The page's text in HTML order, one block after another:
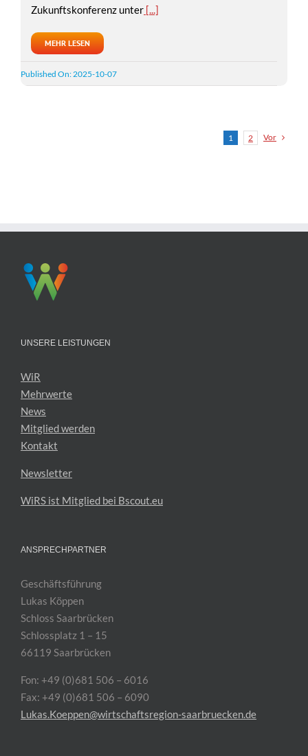
Zukunftskonferenz unter[...]
MEHR LESEN
Published On: 2025-10-07
1 2 Vor
UNSERE LEISTUNGEN
WiR
Mehrwerte
News
Mitglied werden
Kontakt
Newsletter
WiRS ist Mitglied bei Bscout.eu
ANSPRECHPARTNER
Geschäftsführung
Lukas Köppen
Schloss Saarbrücken
Schlossplatz 1 – 15
66119 Saarbrücken
Fon: +49 (0)681 506 – 6016
Fax: +49 (0)681 506 – 6090
Lukas.Koeppen@wirtschaftsregion-saarbruecken.de